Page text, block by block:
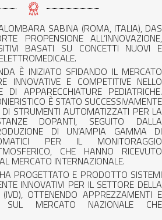
SABINA (ROMA, ITALIA), DAS
PROPENSIONE ALL’INNOVAZIONE,
BASATI SU CONCETTI NUOVI E
È INIZIATO SFIDANDO IL MERCATO
INNOVATIVE E COMPETITIVE NELLO
APPARECCHIATURE PEDIATRICHE.
È STATO SUCCESSIVAMENTE
STRUMENTI AUTOMATIZZATI PER LA
DOPANTI, SEGUITO DALLA
DI UN’AMPIA GAMMA DI
PER IL MONITORAGGIO
CHE HANNO RICEVUTO
MERCATO INTERNAZIONALE.
PROGETTATO E PRODOTTO SISTEMI
INNOVATIVI PER IL SETTORE DELLA
OTTENENDO APPREZZAMENTI E
SUL MERCATO NAZIONALE CHE